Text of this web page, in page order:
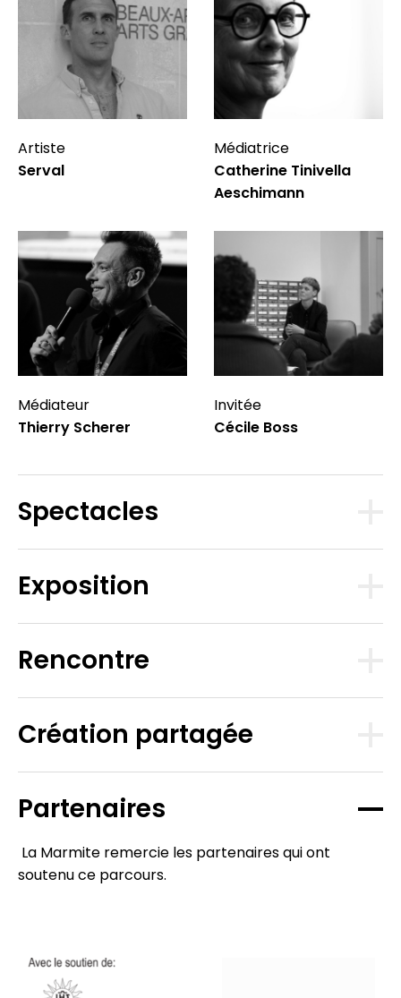
Artiste
Serval
Médiatrice
Catherine Tinivella
Aeschimann
Médiateur
Thierry Scherer
Invitée
Cécile Boss
Spectacles
Exposition
Rencontre
Création partagée
Partenaires
La Marmite remercie les partenaires qui ont
soutenu ce parcours.